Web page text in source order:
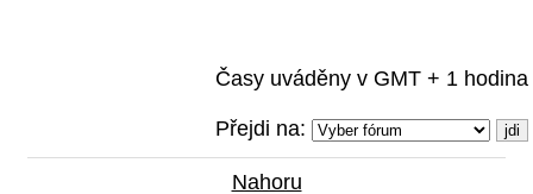
Časy uváděny v GMT + 1 hodina
Přejdi na:
Nahoru